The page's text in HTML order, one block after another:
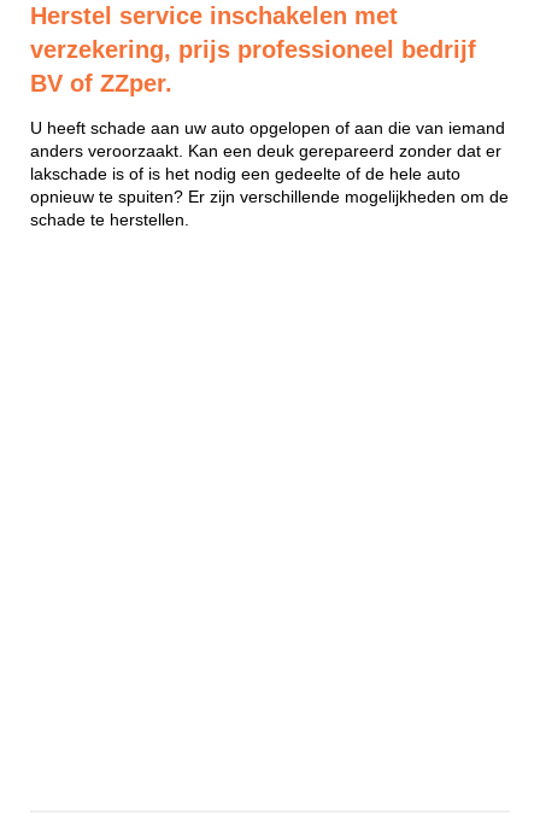
Herstel service inschakelen met
verzekering, prijs professioneel bedrijf
BV of ZZper.
U heeft schade aan uw auto opgelopen of aan die van iemand
anders veroorzaakt. Kan een deuk gerepareerd zonder dat er
lakschade is of is het nodig een gedeelte of de hele auto
opnieuw te spuiten? Er zijn verschillende mogelijkheden om de
schade te herstellen.